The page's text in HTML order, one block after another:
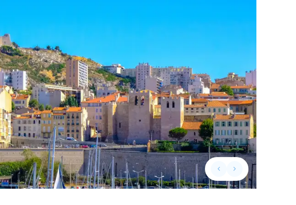
keyboard_arrow_leftPrevious slide
keyboard_arrow_rightNext slide